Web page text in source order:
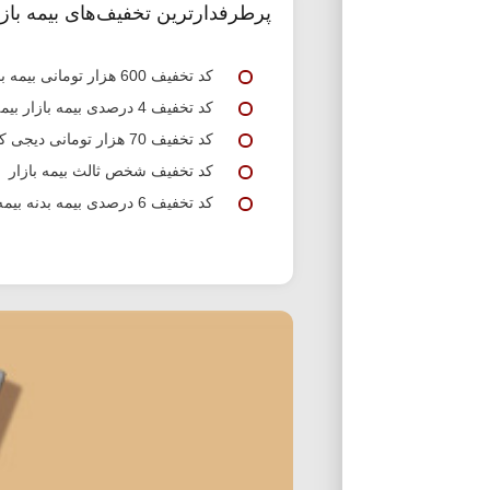
پرطرفدارترین تخفیف‌های بیمه
کد تخفیف 600 هزار تومانی بیمه بازار شخص ثالث
کد تخفیف 4 درصدی بیمه بازار بیمه شخص ثالث
کد تخفیف 70 هزار تومانی دیجی کالا بیمه بازار
کد تخفیف شخص ثالث بیمه بازار
کد تخفیف 6 درصدی بیمه بدنه بیمه بازار